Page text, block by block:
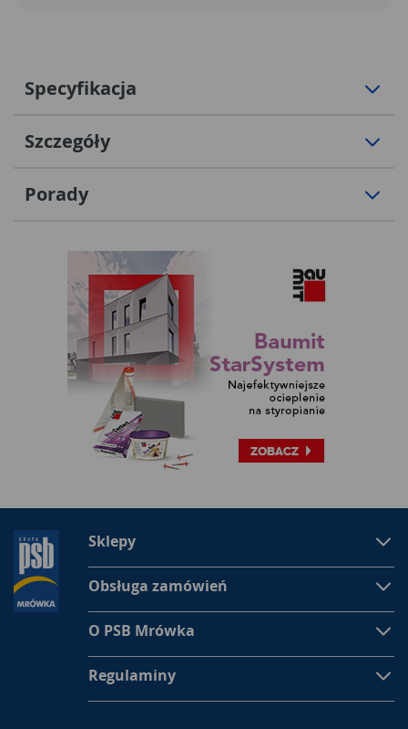
Specyfikacja
Szczegóły
Porady
Sklepy
Obsługa zamówień
O PSB Mrówka
Regulaminy